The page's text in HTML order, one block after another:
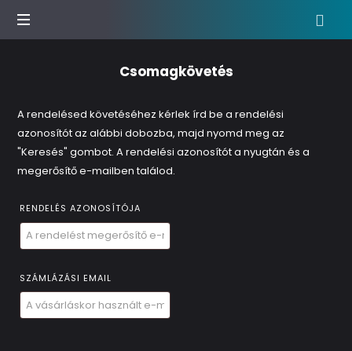
Csomagkövetés
A rendelésed követéséhez kérlek írd be a rendelési
azonosítót az alábbi dobozba, majd nyomd meg az
"Keresés" gombot. A rendelési azonosítót a nyugtán és a
megerősítő e-mailben találod.
RENDELÉS AZONOSÍTÓJA
SZÁMLÁZÁSI EMAIL